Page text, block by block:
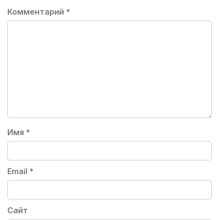
Комментарий *
Имя *
Email *
Сайт